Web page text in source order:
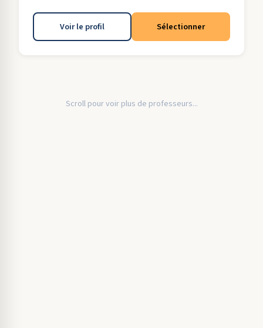
Voir le profil Sélectionner
Scroll pour voir plus de professeurs...